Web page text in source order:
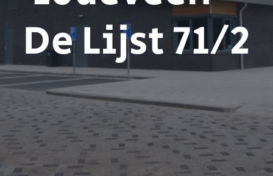
De Lijst 71/2